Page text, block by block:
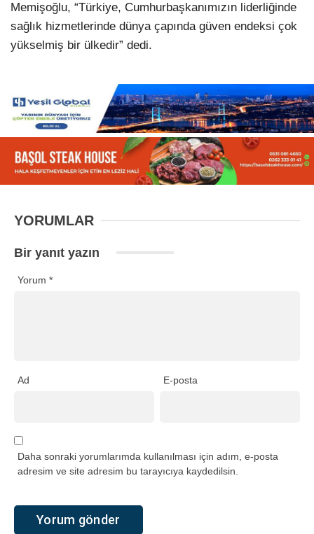
Memişoğlu, “Türkiye, Cumhurbaşkanımızın liderliğinde
sağlık hizmetlerinde dünya çapında güven endeksi çok
yükselmiş bir ülkedir” dedi.
YORUMLAR
Bir yanıt yazın
Yorum *
Ad E-posta
Daha sonraki yorumlarımda kullanılması için adım, e-posta
adresim ve site adresim bu tarayıcıya kaydedilsin.